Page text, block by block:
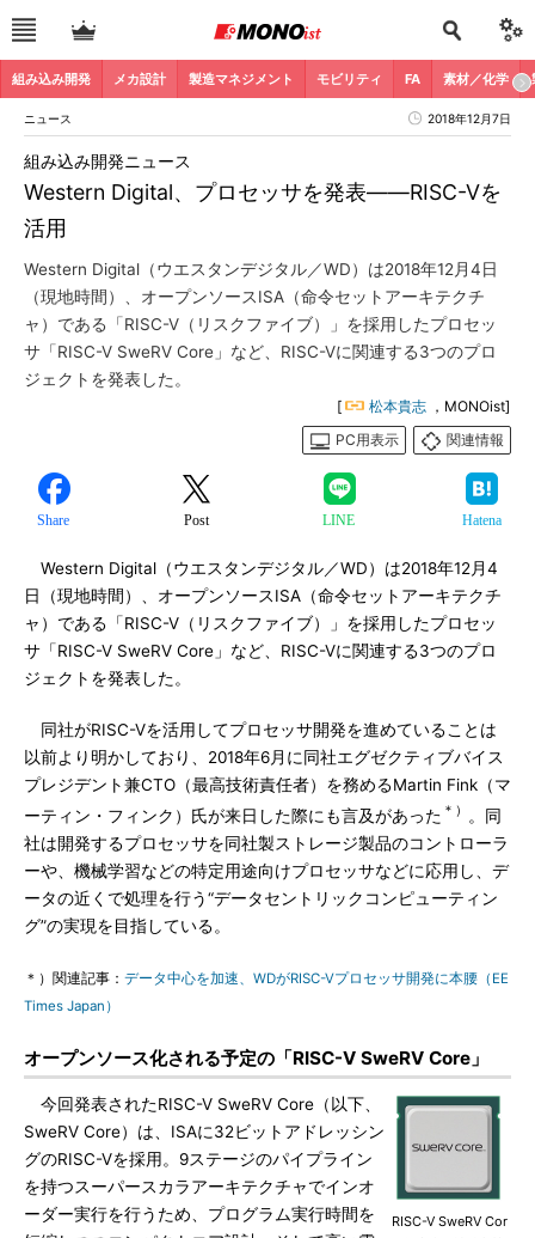
組み込み開発 メカ設計 製造マネジメント モビリティ FA 素材／化学
ニュース 2018年12月7日
Western Digital、プロセッサを発表――RISC-Vを
活用
組み込み開発ニュース
Western Digital（ウエスタンデジタル／WD）は2018年12月4日
（現地時間）、オープンソースISA（命令セットアーキテクチ
ャ）である「RISC-V（リスクファイブ）」を採用したプロセッ
サ「RISC-V SweRV Core」など、RISC-Vに関連する3つのプロ
ジェクトを発表した。
[ 松本貴志 ，MONOist]
PC用表示
関連情報
Share Post LINE Hatena
Western Digital（ウエスタンデジタル／WD）は2018年12月4
日（現地時間）、オープンソースISA（命令セットアーキテクチ
ャ）である「RISC-V（リスクファイブ）」を採用したプロセッ
サ「RISC-V SweRV Core」など、RISC-Vに関連する3つのプロ
ジェクトを発表した。
同社がRISC-Vを活用してプロセッサ開発を進めていることは
以前より明かしており、2018年6月に同社エグゼクティブバイス
プレジデント兼CTO（最高技術責任者）を務めるMartin Fink（マ
ーティン・フィンク）氏が来日した際にも言及があった ＊）
。同
社は開発するプロセッサを同社製ストレージ製品のコントローラ
ーや、機械学習などの特定用途向けプロセッサなどに応用し、デ
ータの近くで処理を行う“データセントリックコンピューティン
グ”の実現を目指している。
＊）関連記事： データ中心を加速、WDがRISC-Vプロセッサ開発に本腰（EE
Times Japan）
オープンソース化される予定の「RISC-V SweRV Core」
RISC-V SweRV Cor
今回発表されたRISC-V SweRV Core（以下、
SweRV Core）は、ISAに32ビットアドレッシン
グのRISC-Vを採用。9ステージのパイプライン
を持つスーパースカラアーキテクチャでインオ
ーダー実行を行うため、プログラム実行時間を